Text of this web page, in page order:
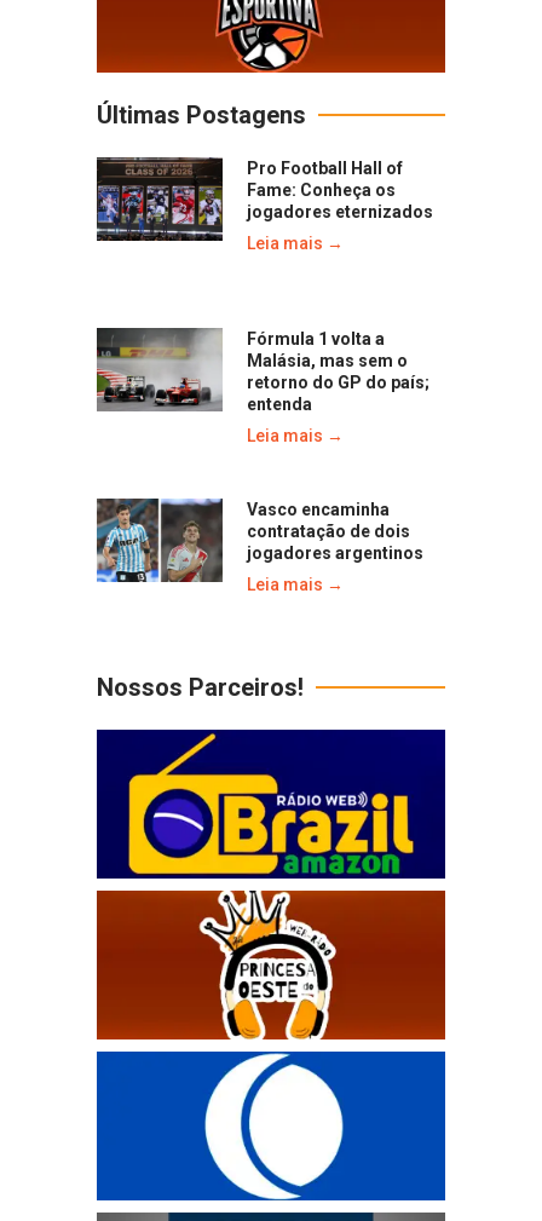
Últimas Postagens
Pro Football Hall of
Fame: Conheça os
jogadores eternizados
Leia mais →
Fórmula 1 volta a
Malásia, mas sem o
retorno do GP do país;
entenda
Leia mais →
Vasco encaminha
contratação de dois
jogadores argentinos
Leia mais →
Nossos Parceiros!